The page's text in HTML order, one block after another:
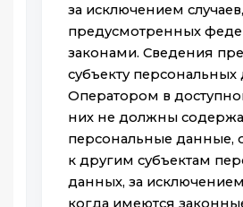
за исключением случаев,
предусмотренных
законами. Сведения
субъекту
Оператором в
них не должны
персональные данные,
к другим субъектам
данных, за исключением
когда имеются